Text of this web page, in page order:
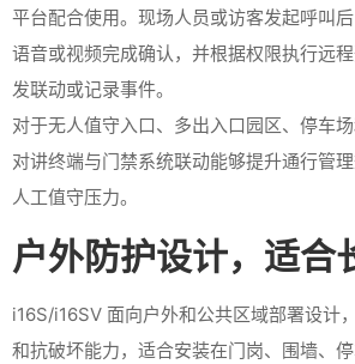
平台配合使用。现场人员或访客发起呼叫
语音或视频完成确认，并根据权限执行远
发联动或记录事件。
对于无人值守入口、多出入口园区、停车场
对讲终端与门禁系统联动能够提升通行管
人工值守压力。
户外防护设计，适合
i16S/i16SV 面向户外和公共区域部署设计
和抗破坏能力，适合安装在门岗、围墙、